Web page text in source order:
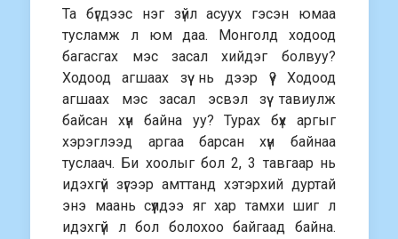
Та бүгдээс нэг зүйл асуух гэсэн юмаа
тусламж л юм даа. Монголд ходоод
багасгах мэс засал хийдэг болвуу?
Ходоод агшаах зүү нь дээр үү? Ходоод
агшаах мэс засал эсвэл зүү тавиулж
байсан хүн байна уу? Турах бүх аргыг
хэрэглээд аргаа барсан хүн байнаа
туслаач. Би хоолыг бол 2, 3 тавгаар нь
идэхгүй зүгээр амттанд хэтэрхий дуртай
энэ маань сүүлдээ яг хар тамхи шиг л
идэхгүй л бол болохоо байгаад байна.